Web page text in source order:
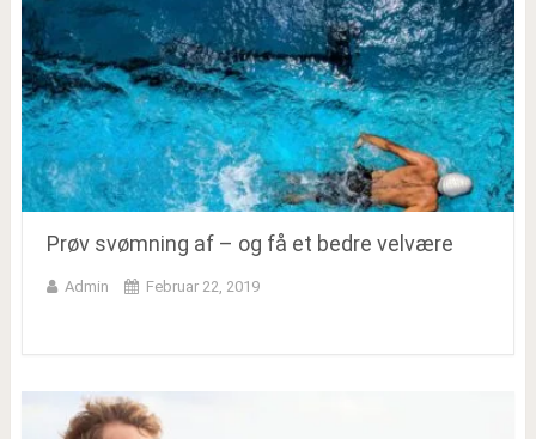
Prøv svømning af – og få et bedre velvære
Admin Februar 22, 2019